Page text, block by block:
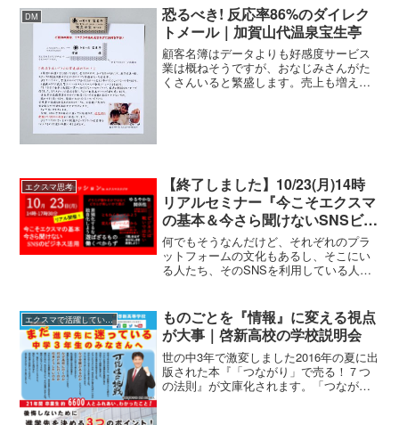
的なノウハウにすがる。書店に行けば、
「〇〇の成功法則」や「〇〇...
DM
恐るべき! 反応率86%のダイレク
トメール｜加賀山代温泉宝生亭
顧客名簿はデータよりも好感度サービス
業は概ねそうですが、おなじみさんがた
くさんいると繁盛します。売上も増え、
エクスマ思考
【終了しました】10/23(月)14時
リアルセミナー『今こそエクスマ
の基本＆今さら聞けないSNSビジ
ネス活用』
何でもそうなんだけど、それぞれのプラ
ットフォームの文化もあるし、そこにい
る人たち、そのSNSを利用している人た
情報を届けるか？自分が発信者だという
意識を持って、見るのと、ただ漠然と見
ているのでは、気づきが大きく違いま
す。だから発信する前に、たくさん見る
こと、たくさん利用することが重要で
す。そして自分の気に入った投稿を見
て、どうして自分はこの投稿を気に入っ
エクスマで活躍している人たち
ものごとを『情報』に変える視点
が大事｜啓新高校の学校説明会
世の中3年で激変しました2016年の夏に出
版された本『「つながり」で売る！７つ
の法則』が文庫化されます。「つながり